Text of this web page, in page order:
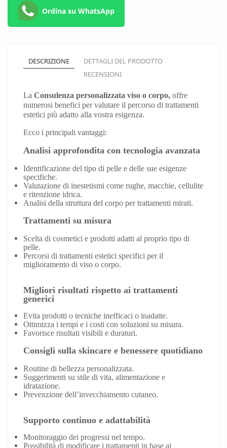
Ordina su WhatsApp
DESCRIZIONE
DETTAGLI DEL PRODOTTO
RECENSIONI
La Consulenza personalizzata viso o corpo, offre
numerosi benefici per valutare il percorso di trattamenti
estetici più adatto alla vostra esigenza.
Ecco i principali vantaggi:
Analisi approfondita con tecnologia avanzata
Identificazione del tipo di pelle e delle sue esigenze
specifiche.
Valutazione di inestetismi come rughe, macchie, cellulite
e ritenzione idrica.
Analisi della struttura del corpo per trattamenti mirati.
Trattamenti su misura
Scelta di cosmetici e prodotti adatti al proprio tipo di
pelle.
Percorsi di trattamenti estetici specifici per il
miglioramento di viso o corpo.
Migliori risultati rispetto ai trattamenti
generici
Evita prodotti o tecniche inefficaci o inadatte.
Ottimizza i tempi e i costi con soluzioni su misura.
Favorisce risultati visibili e duraturi.
Consigli sulla skincare e benessere quotidiano
Routine di bellezza personalizzata.
Suggerimenti su stile di vita, alimentazione e
idratazione.
Prevenzione dell’invecchiamento cutaneo.
Supporto continuo e adattabilità
Monitoraggio dei progressi nel tempo.
Possibilità di modificare i trattamenti in base ai